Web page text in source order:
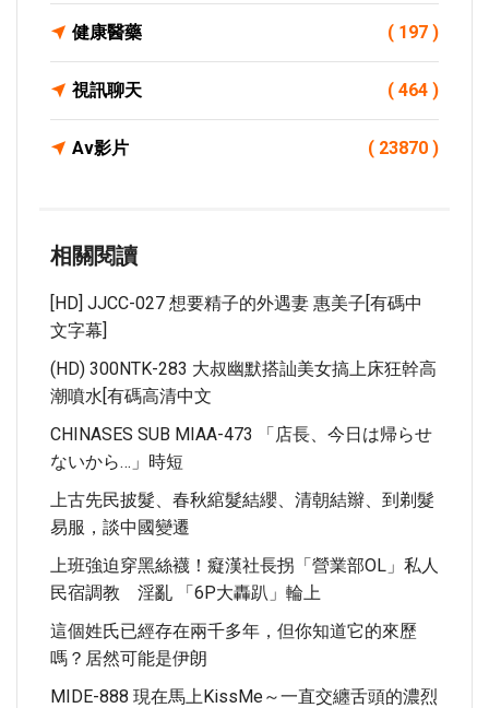
健康醫藥 ( 197 )
視訊聊天 ( 464 )
Av影片 ( 23870 )
相關閱讀
[HD] JJCC-027 想要精子的外遇妻 惠美子[有碼中
文字幕]
(HD) 300NTK-283 大叔幽默搭訕美女搞上床狂幹高
潮噴水[有碼高清中文
CHINASES SUB MIAA-473 「店長、今日は帰らせ
ないから…」時短
上古先民披髮、春秋綰髮結纓、清朝結辮、到剃髮
易服，談中國變遷
上班強迫穿黑絲襪！癡漢社長拐「營業部OL」私人
民宿調教 淫亂 「6P大轟趴」輪上
這個姓氏已經存在兩千多年，但你知道它的來歷
嗎？居然可能是伊朗
MIDE-888 現在馬上KissMe～一直交纏舌頭的濃烈